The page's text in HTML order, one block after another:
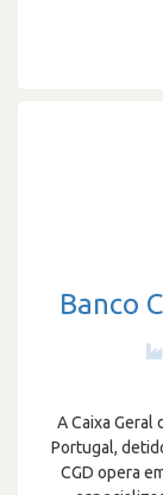
Banco
A Caixa Geral
Portugal,
CGD opera